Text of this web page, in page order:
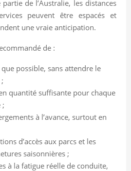
de l’Australie, les distances
peuvent être espacés et
une vraie anticipation.
de :
possible, sans attendre le
quantité suffisante pour chaque
;
à l’avance, surtout en
d’accès aux parcs et les
saisonnières ;
à la fatigue réelle de conduite,